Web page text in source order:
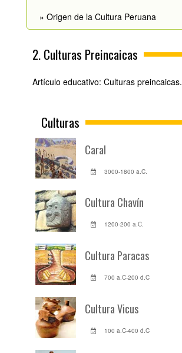
» Origen de la Cultura Peruana
2. Culturas Preincaicas
Artículo educativo: Culturas preincaicas.
Culturas
Caral
3000-1800 a.C.
Cultura Chavín
1200-200 a.C.
Cultura Paracas
700 a.C-200 d.C
Cultura Vicus
100 a.C-400 d.C